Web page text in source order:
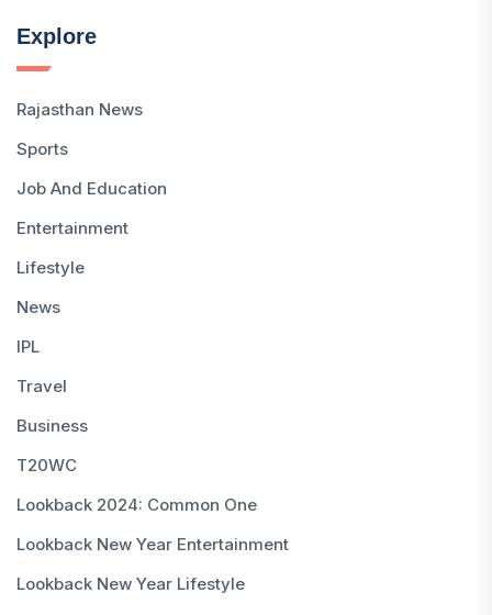
Explore
Rajasthan News
Sports
Job And Education
Entertainment
Lifestyle
News
IPL
Travel
Business
T20WC
Lookback 2024: Common One
Lookback New Year Entertainment
Lookback New Year Lifestyle